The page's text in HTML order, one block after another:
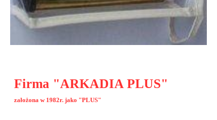
Firma "ARKADIA PLUS"
założona w 1982r. jako "PLUS"